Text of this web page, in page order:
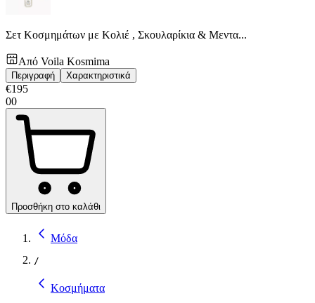
Σετ Κοσμημάτων με Κολιέ , Σκουλαρίκια & Μεντα...
Από Voila Kosmima
Περιγραφή Χαρακτηριστικά
€195
00
Προσθήκη στο καλάθι
Μόδα
/
Κοσμήματα